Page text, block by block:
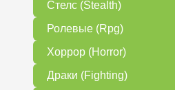
Стелс (Stealth)
Ролевые (Rpg)
Хоррор (Horror)
Драки (Fighting)